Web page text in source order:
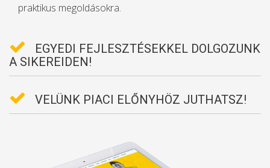
praktikus megoldásokra.
EGYEDI FEJLESZTÉSEKKEL DOLGOZUNK
A SIKEREIDEN!
VELÜNK PIACI ELŐNYHÖZ JUTHATSZ!